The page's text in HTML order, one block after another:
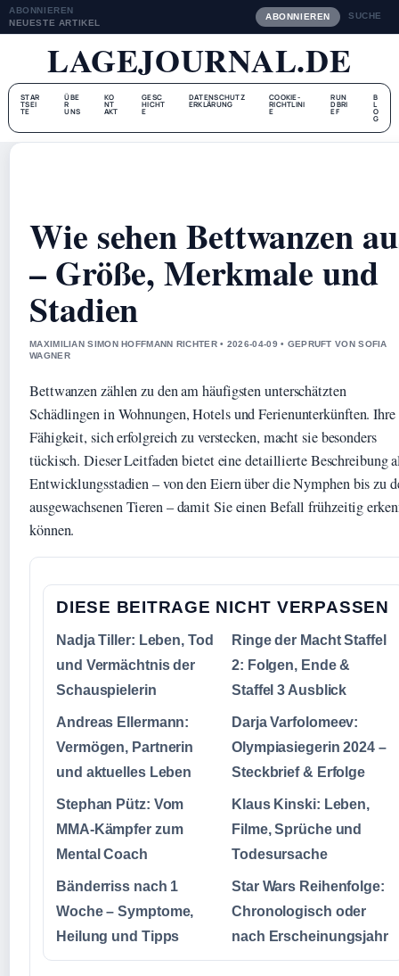
ABONNIEREN
NEUESTE ARTIKEL
ABONNIEREN SUCHE
LAGEJOURNAL.DE
STAR
TSEI
TE
ÜBE
R
UNS
KO
NT
AKT
GESC
HICHT
E
DATENSCHUTZ
ERKLÄRUNG
COOKIE-
RICHTLINI
E
RUN
DBRI
EF
B
L
O
G
Wie sehen Bettwanzen
– Größe, Merkmale und
Stadien
MAXIMILIAN SIMON HOFFMANN RICHTER • 2026-04-09 • GEPRUFT VON SOFIA
WAGNER
Bettwanzen zählen zu den am häufigsten unterschätzten
Schädlingen in Wohnungen, Hotels und Ferienunterkünften. Ihre
Fähigkeit, sich erfolgreich zu verstecken, macht sie besonders
tückisch. Dieser Leitfaden bietet eine detaillierte Beschreibung
Entwicklungsstadien – von den Eiern über die Nymphen bis zu
ausgewachsenen Tieren – damit Sie einen Befall frühzeitig
können.
DIESE BEITRAGE NICHT VERPASSEN
Nadja Tiller: Leben, Tod
und Vermächtnis der
Schauspielerin
Ringe der Macht Staffel
2: Folgen, Ende &
Staffel 3 Ausblick
Andreas Ellermann:
Vermögen, Partnerin
und aktuelles Leben
Darja Varfolomeev:
Olympiasiegerin 2024 –
Steckbrief & Erfolge
Stephan Pütz: Vom
MMA-Kämpfer zum
Mental Coach
Klaus Kinski: Leben,
Filme, Sprüche und
Todesursache
Bänderriss nach 1
Woche – Symptome,
Heilung und Tipps
Star Wars Reihenfolge:
Chronologisch oder
nach Erscheinungsjahr